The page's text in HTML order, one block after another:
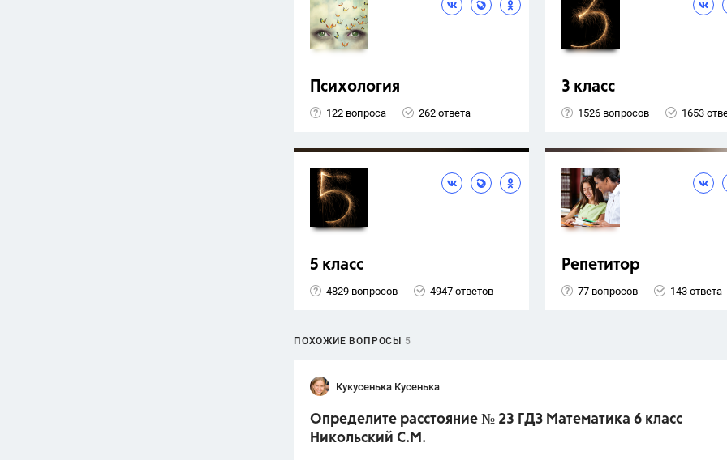
Психология
122 вопроса 262 ответа
3 класс
1526 вопросов 1653
5 класс
4829 вопросов 4947 ответов
Репетитор
77 вопросов 143 ответа
ПОХОЖИЕ ВОПРОСЫ 5
Кукусенька Кусенька
Определите расстояние № 23 ГДЗ Математика 6 класс
Никольский С.М.